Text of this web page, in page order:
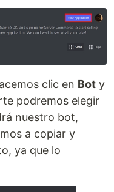
clic en Bot y
podremos elegir
nuestro bot,
a copiar y
ya que lo